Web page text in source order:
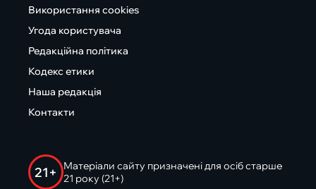
Використання cookies
Угода користувача
Редакційна політика
Кодекс етики
Наша редакція
Контакти
21+
Матеріали сайту призначені для осіб старше
21 року (21+)